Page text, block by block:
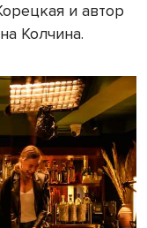
и автор
Колчина.